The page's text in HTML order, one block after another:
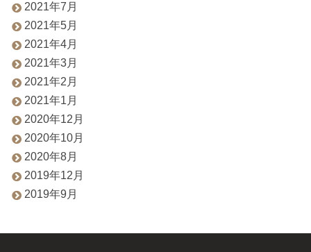
2021年7月
2021年5月
2021年4月
2021年3月
2021年2月
2021年1月
2020年12月
2020年10月
2020年8月
2019年12月
2019年9月